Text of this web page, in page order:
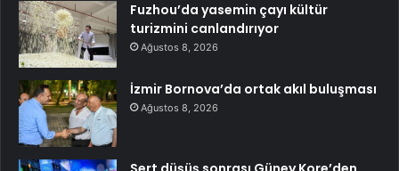
Fuzhou’da yasemin çayı kültür
turizmini canlandırıyor
Ağustos 8, 2026
İzmir Bornova’da ortak akıl buluşması
Ağustos 8, 2026